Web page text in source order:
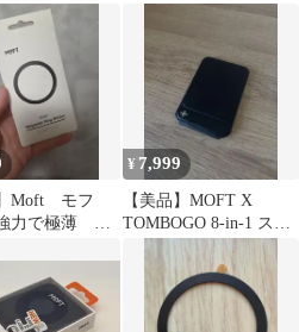
ウント 2個セット
】Moft モフ
力で極薄 ス
¥ 7,999
【美品】MOFT X
TOMBOGO 8-in-1 スタ
ンド MagSafe対応